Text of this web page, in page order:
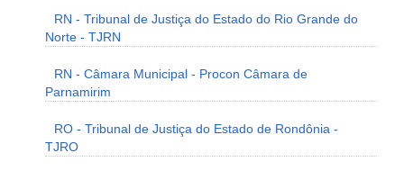
RN - Tribunal de Justiça do Estado do Rio Grande do
Norte - TJRN
RN - Câmara Municipal - Procon Câmara de
Parnamirim
RO - Tribunal de Justiça do Estado de Rondônia -
TJRO